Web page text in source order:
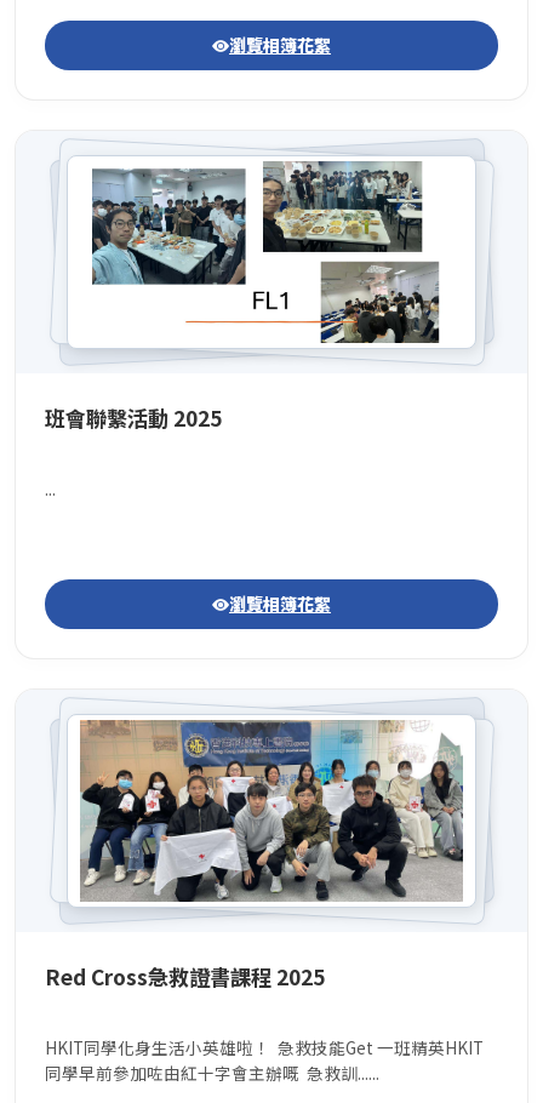
瀏覽相簿花絮
班會聯繫活動 2025
...
瀏覽相簿花絮
Red Cross急救證書課程 2025
HKIT同學化身生活小英雄啦！ 急救技能Get 一班精英HKIT
同學早前參加咗由紅十字會主辦嘅 急救訓......